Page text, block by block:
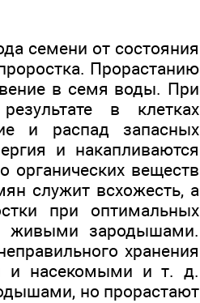
семени от состояния
Прорастанию
в семя воды. При
в клетках
и распад запасных
и накапливаются
органических веществ
служит всхожесть, а
при оптимальных
живыми зародышами.
хранения
и насекомыми и т. д.
но прорастают